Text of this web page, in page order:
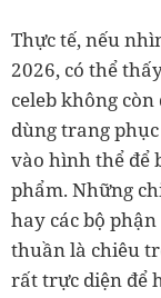
Thực tế, nếu
2026, có thể
celeb không
dùng trang
vào hình thể để
phẩm. Những
hay các bộ
thuần là chiêu
rất trực diện để